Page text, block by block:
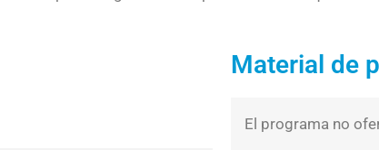
Material de
El programa no